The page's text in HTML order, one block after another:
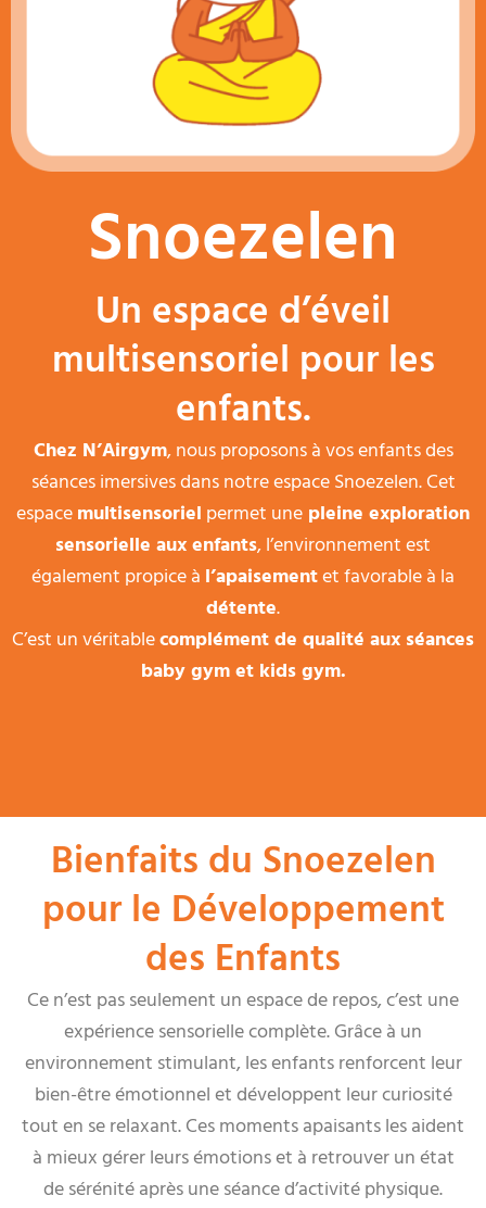
Snoezelen
Un espace d’éveil
multisensoriel pour les
enfants.
Chez N’Airgym, nous proposons à vos enfants des
séances imersives dans notre espace Snoezelen. Cet
espacemultisensoriel permet une pleine exploration
sensorielle aux enfants, l’environnement est
également propice à l’apaisementet favorable à la
détente.
C’est un véritablecomplément de qualité aux séances
baby gym et kids gym.
Bienfaits du Snoezelen
pour le Développement
des Enfants
Ce n’est pas seulement un espace de repos, c’est une
expérience sensorielle complète. Grâce à un
environnement stimulant, les enfants renforcent leur
bien-être émotionnel et développent leur curiosité
tout en se relaxant. Ces moments apaisants les aident
à mieux gérer leurs émotions et à retrouver un état
de sérénité après une séance d’activité physique.